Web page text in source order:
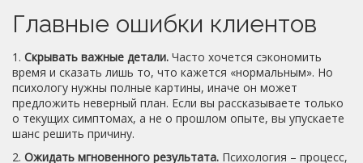
Главные ошибки клиентов
1. Скрывать важные детали. Часто хочется сэкономить
время и сказать лишь то, что кажется «нормальным». Но
психологу нужны полные картины, иначе он может
предложить неверный план. Если вы рассказываете только
о текущих симптомах, а не о прошлом опыте, вы упускаете
шанс решить причину.
2. Ожидать мгновенного результата. Психология – процесс,